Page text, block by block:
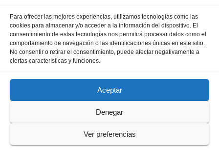
Para ofrecer las mejores experiencias, utilizamos tecnologías como las
cookies para almacenar y/o acceder a la información del dispositivo. El
consentimiento de estas tecnologías nos permitirá procesar datos como el
comportamiento de navegación o las identificaciones únicas en este sitio.
No consentir o retirar el consentimiento, puede afectar negativamente a
ciertas características y funciones.
Aceptar
Denegar
Ver preferencias